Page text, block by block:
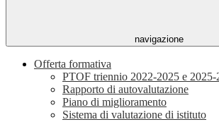
navigazione
Offerta formativa
PTOF triennio 2022-2025 e 2025-
Rapporto di autovalutazione
Piano di miglioramento
Sistema di valutazione di istituto